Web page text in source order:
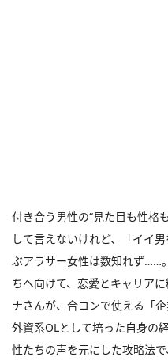
付き合う男性の“見た目も性
して言えないけれど、「イイ
ぶアラサー女性は数知れず……
ちへ向けて、恋愛とキャリア
ナさんが、合コンで使える「
外資系OLとして培った自身の
性たちの声を元にした攻略法